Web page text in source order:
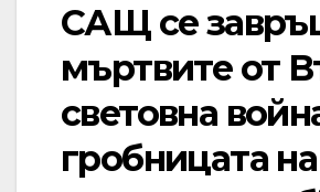
САЩ се
мъртвите от
световна
гробницата на